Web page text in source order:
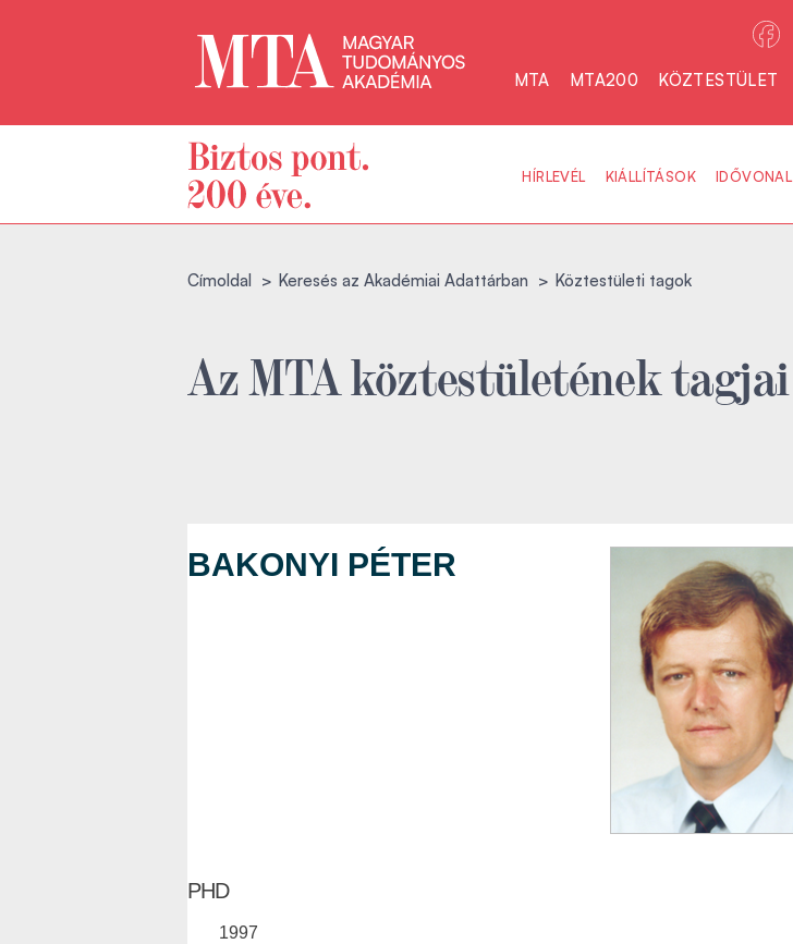
MTA MTA200 KÖZTESTÜLET
HÍRLEVÉL KIÁLLÍTÁSOK IDŐVONAL
Címoldal Keresés az Akadémiai Adattárban Köztestületi tagok
Az MTA köztestületének tagjai
BAKONYI PÉTER
PHD
1997